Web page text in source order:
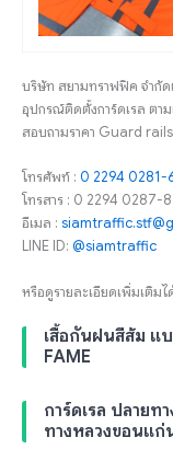
บริษัท สยามทราฟฟิค จำกัด
อุปกรณ์ติดตั้งการ์ดเรล ตา
สอบถามราคา Guard
โทรศัพท์ : 0 2294 0281-
โทรสาร : 0 2294 0287-8
อีเมล :
LINE ID: @siamtraffic
หรือดูรายละเอียดเพิ่มเติมไ
เสื้อกันฝนสีส้ม แ
FAME
การ์ดเรล ปลายท
ทางหลวงขอนแก่